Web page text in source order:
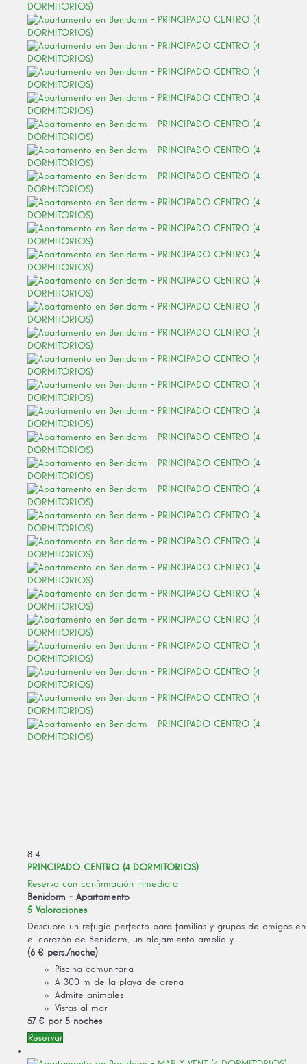
8 4
PRINCIPADO CENTRO (4 DORMITORIOS)
Reserva con confirmación inmediata
Benidorm - Apartamento
5 Valoraciones
Descubre un refugio perfecto para familias y grupos de amigos en
el corazón de Benidorm, un alojamiento amplio y...
(6 € pers./noche)
Piscina comunitaria
A 300 m de la playa de arena
Admite animales
Vistas al mar
57 € por 5 noches
Reservar